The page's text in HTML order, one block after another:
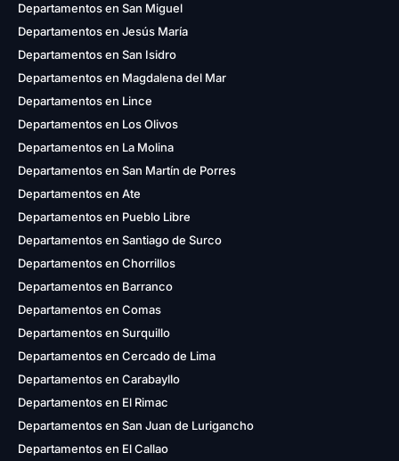
Departamentos en San Miguel
Departamentos en Jesús María
Departamentos en San Isidro
Departamentos en Magdalena del Mar
Departamentos en Lince
Departamentos en Los Olivos
Departamentos en La Molina
Departamentos en San Martín de Porres
Departamentos en Ate
Departamentos en Pueblo Libre
Departamentos en Santiago de Surco
Departamentos en Chorrillos
Departamentos en Barranco
Departamentos en Comas
Departamentos en Surquillo
Departamentos en Cercado de Lima
Departamentos en Carabayllo
Departamentos en El Rimac
Departamentos en San Juan de Lurigancho
Departamentos en El Callao